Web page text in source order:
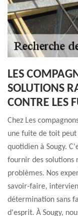
LES
SOLUTIONS
CONTRE LES
Chez Les
une fuite de toit
quotidien à Sougy.
fournir des solutions
problèmes. Nos
savoir-faire,
détermination sans
d'esprit. À Sougy,